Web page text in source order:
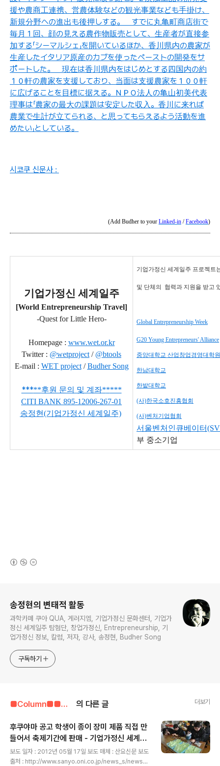
援や農商工連携、 営農体験などの観光事業なども手掛け、
新規分野への進出も後押しする。 すでに丸亀町商店街で
毎月 １ 回 、 顔の 見える農作物販売として、 生産者が直接参
加する「シーマルシェ 」を開いているほか、 香川県内の農家が
生産したイタリア原産のカブを使 ったペーストの開発をサ
ポートした。 現在は香川県内をはじめとする 四国内の約
１０軒の農家を支援しており、 当面は支援農家を １００軒
に広げることを 目標に据える。ＮＰＯ法人の亀山初美代表
理事は「農家の最大の課題は安定した収入。 香川 に来れば
農業で生計が立てられる、 と思 ってもらえるよう活動を進
めたい」としている。
시코쿠 신문사 :
(Add Budher to your Linked-in /Facebook)
기업가정신 세계일주
[World Entrepreneurship Travel]
-Quest for Little Hero-
Homepage : www.wet.or.kr
Twitter : @wetproject / @btools
E-mail : WET project/Budher Song
*****후원 문의 및 계좌*****
CITI BANK 895-12006-267-01
송정현(기업가정신 세계일주)
기업가정신 세계일주 프로젝트
및 단체의 협력과 지원을 받고
Global Entrepreneurship Week
G20 Young Entrepreneurs' Alliance
중앙대학교 산업창업경영대학원
한남대학교
한밭대학교
(사)한국소호진흥협회
(사)벤처기업협회
서울벤처인큐베이터
부 중소기업
송정현의 변태적 활동
과학카페 쿠아 QUA, 게러지엠, 기업가정신 문화센터, 기업가
정신 세계일주 탐험단, 창업가정신, Entrepreneurship, 기
업가정신 정보, 칼럼, 저자, 강사, 송정현, Budher Song
구독하기
■Column■■■■■/기업가정신 관련 자료 의 다른 글 더보기
후쿠야마 공고 학생이 종이 장미 제품 직접 만
들어서 축제기간에 판매 - 기업가정신 세계일
주
보도 일자 : 2012년 05월 17일 보도 매체 : 산요신문 보도
출처 : http://www.sanyo.oni.co.jp/news_s/news/